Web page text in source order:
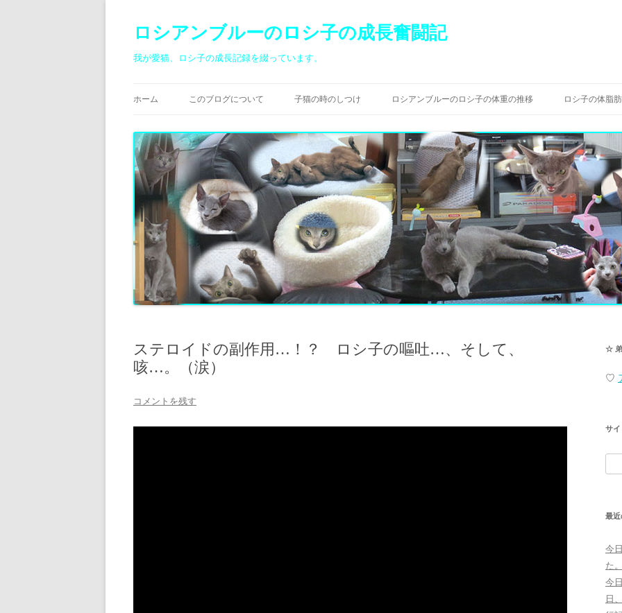
ロシアンブルーのロシ子の成長奮闘記
我が愛猫、ロシ子の成長記録を綴っています。
ン
へ
ス
キ
ッ
プ
ホーム このブログについて 子猫の時のしつけ ロシアンブルーのロシ子の体重の推移 ロシ子の体脂
ステロイドの副作用…！？ ロシ子の嘔吐…、そして、
咳…。（涙）
コメントを残す
☆ 弟
♡
サイ
索:
最近
今
た
今
日